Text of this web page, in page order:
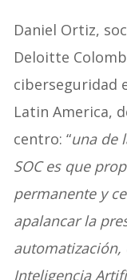
Daniel Ortiz,
Deloitte
ciberseguridad
Latin America,
centro: “una de
SOC es que
permanente y
apalancar la
automatización,
Inteligencia